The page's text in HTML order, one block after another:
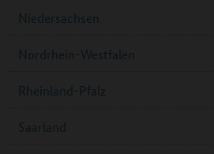
Niedersachsen
Nordrhein-Westfalen
Rheinland-Pfalz
Saarland